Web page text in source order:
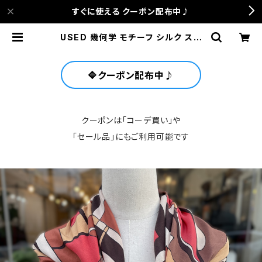
すぐに使える クーポン配布中♪
USED 幾何学 モチーフ シルク スカ
🔷クーポン配布中♪
クーポンは「コーデ買い」や
「セール品」にもご利用可能です